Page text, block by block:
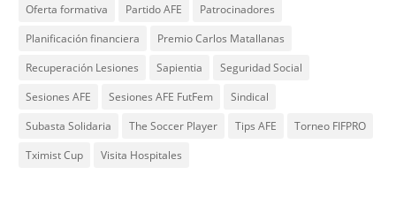
Oferta formativa
Partido AFE
Patrocinadores
Planificación financiera
Premio Carlos Matallanas
Recuperación Lesiones
Sapientia
Seguridad Social
Sesiones AFE
Sesiones AFE FutFem
Sindical
Subasta Solidaria
The Soccer Player Tips AFE
Torneo FIFPRO
Tximist Cup
Visita Hospitales